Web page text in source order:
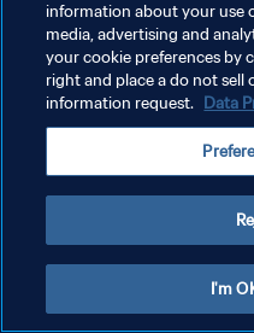
DATENSCHUTZ
NUTZUNGSBEDINGUNGEN
COOKIE-EINSTELLUNGEN
information about your use
media, advertising and
your cookie preferences by
right and place a do not sell
information request. Data
I'm